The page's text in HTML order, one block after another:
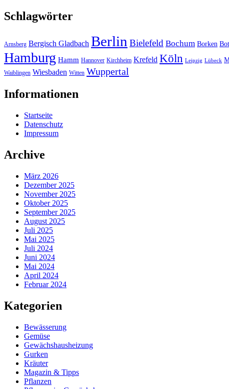
Schlagwörter
Arnsberg Bergisch Gladbach Berlin Bielefeld Bochum Borken
Hamburg Hamm Hannover Kirchheim Krefeld Köln Leipzig Lübeck
Waiblingen Wiesbaden Witten Wuppertal
Informationen
Startseite
Datenschutz
Impressum
Archive
März 2026
Dezember 2025
November 2025
Oktober 2025
September 2025
August 2025
Juli 2025
Mai 2025
Juli 2024
Juni 2024
Mai 2024
April 2024
Februar 2024
Kategorien
Bewässerung
Gemüse
Gewächshausheizung
Gurken
Kräuter
Magazin & Tipps
Pflanzen